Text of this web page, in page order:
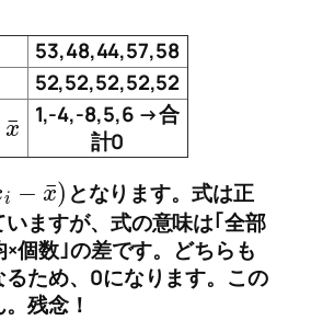
53,48,44,57,58
52,52,52,52,52
x
¯
1,-4,-8,5,6 →合
計0
i − x
¯) となります。式は正
いますが、式の意味は｢全部
個数｣の差です。どちらも
ため、0になります。この
残念！